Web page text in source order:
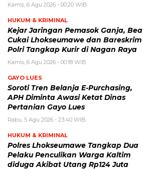
Kamis, 6 Agu 2026 - 00:20 WIB
HUKUM & KRIMINAL
Kejar Jaringan Pemasok Ganja, Bea
Cukai Lhokseumawe dan Bareskrim
Polri Tangkap Kurir di Nagan Raya
Kamis, 6 Agu 2026 - 00:18 WIB
GAYO LUES
Soroti Tren Belanja E-Purchasing,
APH Diminta Awasi Ketat Dinas
Pertanian Gayo Lues
Rabu, 5 Agu 2026 - 23:40 WIB
HUKUM & KRIMINAL
Polres Lhokseumawe Tangkap Dua
Pelaku Penculikan Warga Kaltim
diduga Akibat Utang Rp124 Juta